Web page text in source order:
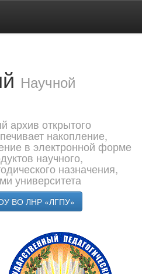
Научной
архив открытого
накопление,
в электронной форме
научного,
назначения,
университета
ВО ЛНР «ЛГПУ»